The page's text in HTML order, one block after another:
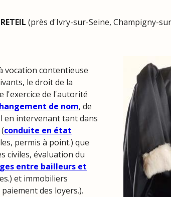
(près d'Ivry-sur-Seine, Champigny-
vocation contentieuse
le droit de la
l'exercice de l'autorité
de nom, de
en intervenant tant dans
conduite en état
permis à point.) que
civiles, évaluation du
entre bailleurs et
et immobiliers
des loyers.).